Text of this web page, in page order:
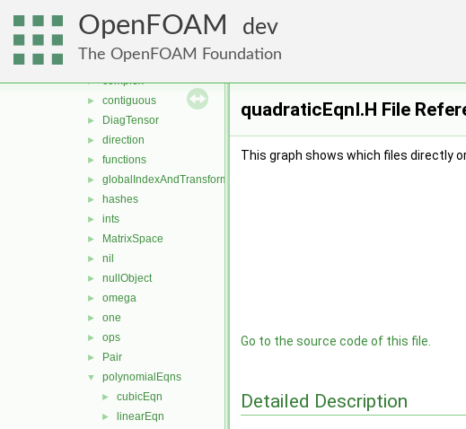
OpenFOAM dev
The OpenFOAM Foundation
► Barycentric2D
bools
► chars
► complex
► contiguous
► DiagTensor
► direction
► functions
► globalIndexAndTransform
► hashes
► ints
► MatrixSpace
► nil
► nullObject
► omega
► one
► ops
► Pair
▼ polynomialEqns
► cubicEqn
► linearEqn
quadraticEqnI.H File
This graph shows which files directly
Go to the source code of this file.
Detailed Description